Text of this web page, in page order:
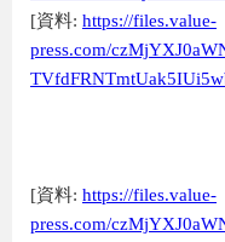
[資料: https://files.value-
press.com/
[資料: https://files.value-
press.com/